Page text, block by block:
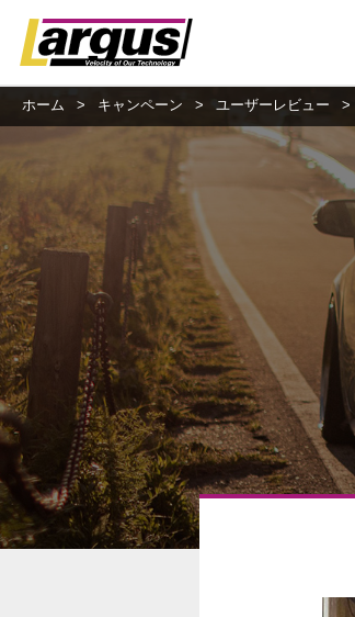
ホーム > キャンペーン > ユーザーレビュー >